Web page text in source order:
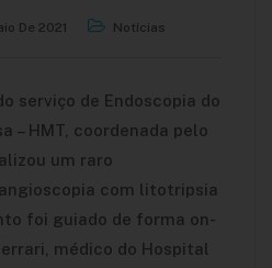
De 2021 Notícias
serviço de Endoscopia do
– HMT, coordenada pelo
um raro
com litotripsia
foi guiado de forma on-
médico do Hospital